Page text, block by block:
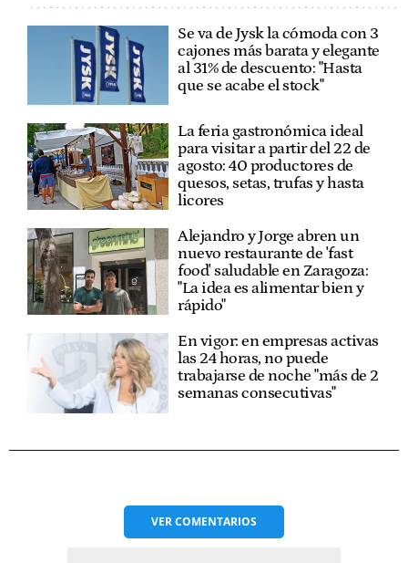
Se va de Jysk la cómoda con 3
cajones más barata y elegante
al 31% de descuento: "Hasta
que se acabe el stock"
La feria gastronómica ideal
para visitar a partir del 22 de
agosto: 40 productores de
quesos, setas, trufas y hasta
licores
Alejandro y Jorge abren un
nuevo restaurante de 'fast
food' saludable en Zaragoza:
"La idea es alimentar bien y
rápido"
En vigor: en empresas activas
las 24 horas, no puede
trabajarse de noche "más de 2
semanas consecutivas"
VERCOMENTARIOS